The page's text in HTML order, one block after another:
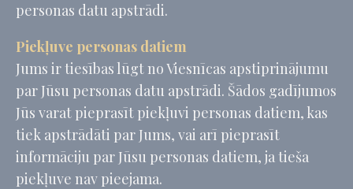
personas datu apstrādi.
Piekļuve personas datiem
Jums ir tiesības lūgt no Viesnīcas apstiprinājumu
par Jūsu personas datu apstrādi. Šādos gadījumos
Jūs varat pieprasīt piekļuvi personas datiem, kas
tiek apstrādāti par Jums, vai arī pieprasīt
informāciju par Jūsu personas datiem, ja tieša
piekļuve nav pieejama.